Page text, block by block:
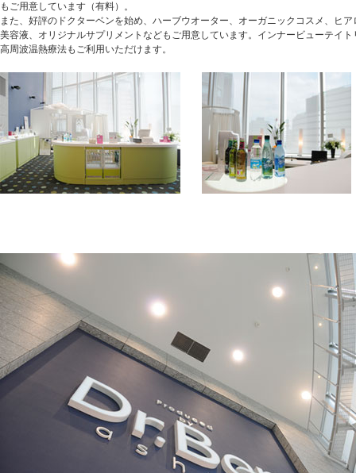
もご用意しています（有料）。
また、好評のドクターベンを始め、ハーブウオーター、オーガニックコスメ、ヒ
美容液、オリジナルサプリメントなどもご用意しています。インナービューテイト
高周波温熱療法もご利用いただけます。